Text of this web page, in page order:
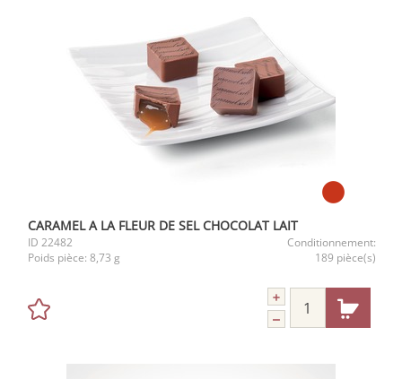
CARAMEL A LA FLEUR DE SEL CHOCOLAT LAIT
ID 22482
Conditionnement:
Poids pièce: 8,73 g 189 pièce(s)